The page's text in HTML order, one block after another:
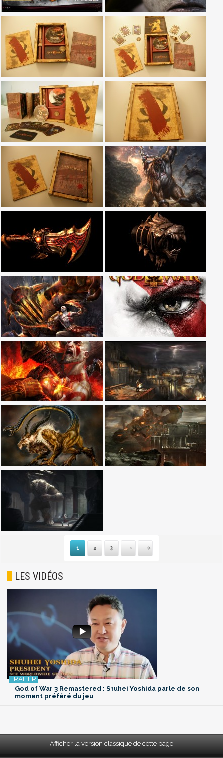
1 2 3
Suivante
Dernière
LES VIDÉOS
God of War 3 Remastered : Shuhei Yoshida parle de son
moment préféré du jeu
Afficher la version classique de cette page